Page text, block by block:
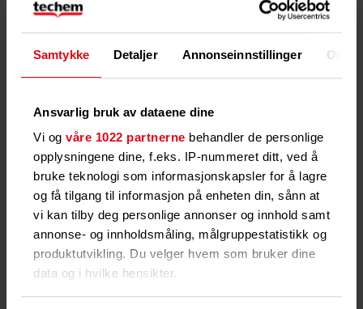
Samtykke Detaljer Annonseinnstillinger Om
Ansvarlig bruk av dataene dine
Vi og våre 1022 partnerne behandler de personlige
opplysningene dine, f.eks. IP-nummeret ditt, ved å
bruke teknologi som informasjonskapsler for å lagre
og få tilgang til informasjon på enheten din, sånn at
vi kan tilby deg personlige annonser og innhold samt
annonse- og innholdsmåling, målgruppestatistikk og
produktutvikling. Du velger hvem som bruker dine
data og i hvilke hensikter.